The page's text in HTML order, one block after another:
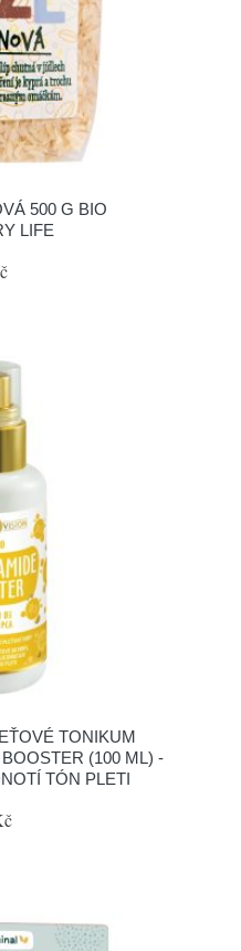
500 G BIO
LIFE
TONIKUM
(100 ML) -
TÓN PLETI